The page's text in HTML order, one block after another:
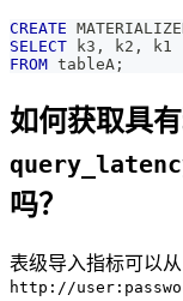
CREATE
SELECT k3 , k2 ,
k1
FROM tableA ;
如何获取具
吗？
表级导入指标可以从
http://